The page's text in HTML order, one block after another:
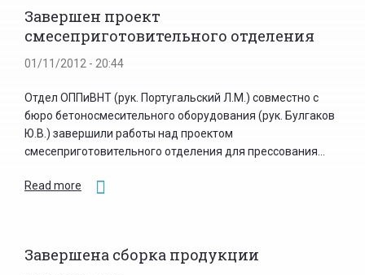
Завершен проект
смесеприготовительного отделения
01/11/2012 - 20:44
Отдел ОППиВНТ (рук. Португальский Л.М.) совместно с
бюро бетоносмесительного оборудования (рук. Булгаков
Ю.В.) завершили работы над проектом
смесеприготовительного отделения для прессования...
Read more
Завершена сборка продукции